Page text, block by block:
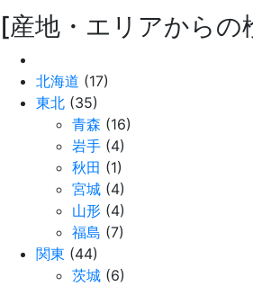
[産地・エリアからの
北海道 (17)
東北 (35)
青森 (16)
岩手 (4)
秋田 (1)
宮城 (4)
山形 (4)
福島 (7)
関東 (44)
茨城 (6)